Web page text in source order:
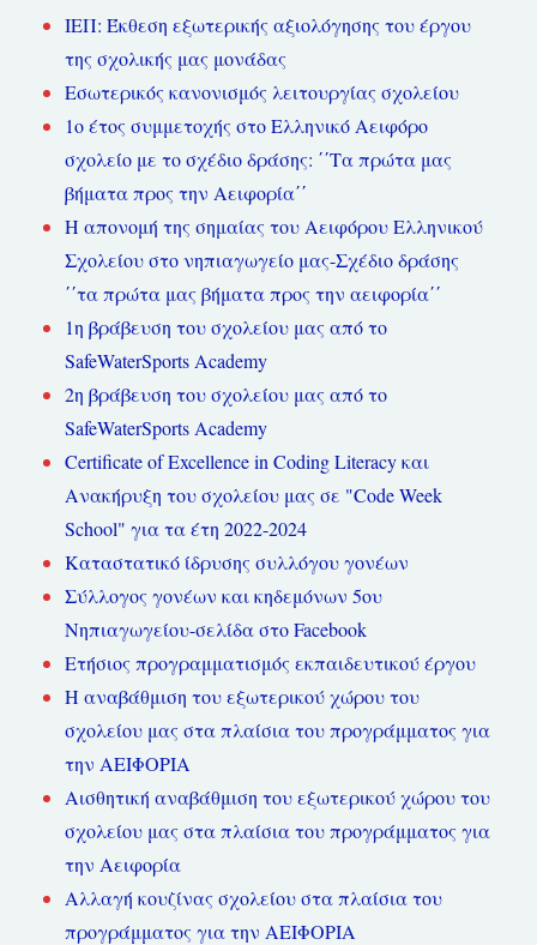
ΙΕΠ: Έκθεση εξωτερικής αξιολόγησης του έργου
της σχολικής μας μονάδας
Εσωτερικός κανονισμός λειτουργίας σχολείου
1ο έτος συμμετοχής στο Ελληνικό Αειφόρο
σχολείο με το σχέδιο δράσης: ΄΄Τα πρώτα μας
βήματα προς την Αειφορία΄΄
Η απονομή της σημαίας του Αειφόρου Ελληνικού
Σχολείου στο νηπιαγωγείο μας-Σχέδιο δράσης
΄΄τα πρώτα μας βήματα προς την αειφορία΄΄
1η βράβευση του σχολείου μας από το
SafeWaterSports Academy
2η βράβευση του σχολείου μας από το
SafeWaterSports Academy
Certificate of Excellence in Coding Literacy και
Ανακήρυξη του σχολείου μας σε "Code Week
School" για τα έτη 2022-2024
Καταστατικό ίδρυσης συλλόγου γονέων
Σύλλογος γονέων και κηδεμόνων 5ου
Νηπιαγωγείου-σελίδα στο Facebook
Ετήσιος προγραμματισμός εκπαιδευτικού έργου
Η αναβάθμιση του εξωτερικού χώρου του
σχολείου μας στα πλαίσια του προγράμματος για
την ΑΕΙΦΟΡΙΑ
Αισθητική αναβάθμιση του εξωτερικού χώρου του
σχολείου μας στα πλαίσια του προγράμματος για
την Αειφορία
Αλλαγή κουζίνας σχολείου στα πλαίσια του
προγράμματος για την ΑΕΙΦΟΡΙΑ